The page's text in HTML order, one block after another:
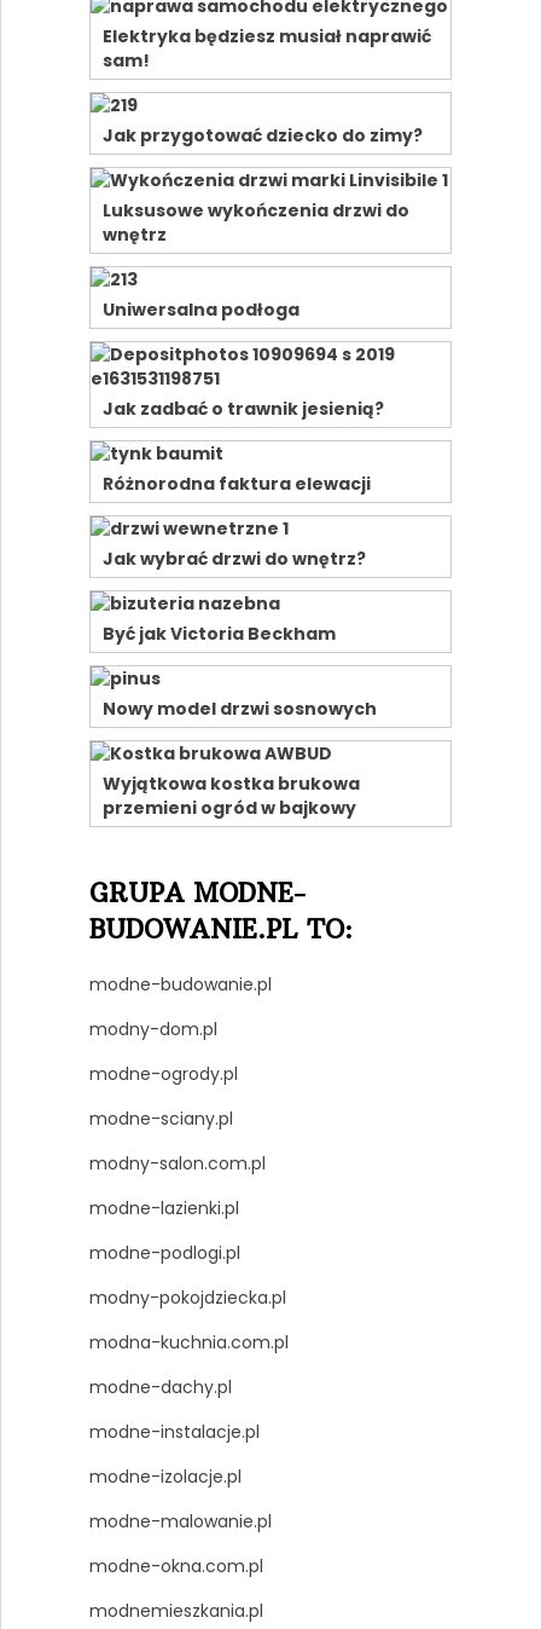
Elektryka będziesz musiał naprawić
sam!
Jak przygotować dziecko do zimy?
Luksusowe wykończenia drzwi do
wnętrz
Uniwersalna podłoga
Jak zadbać o trawnik jesienią?
Różnorodna faktura elewacji
Jak wybrać drzwi do wnętrz?
Być jak Victoria Beckham
Nowy model drzwi sosnowych
Wyjątkowa kostka brukowa
przemieni ogród w bajkowy
GRUPA MODNE-
BUDOWANIE.PL TO:
modne-budowanie.pl
modny-dom.pl
modne-ogrody.pl
modne-sciany.pl
modny-salon.com.pl
modne-lazienki.pl
modne-podlogi.pl
modny-pokojdziecka.pl
modna-kuchnia.com.pl
modne-dachy.pl
modne-instalacje.pl
modne-izolacje.pl
modne-malowanie.pl
modne-okna.com.pl
modnemieszkania.pl